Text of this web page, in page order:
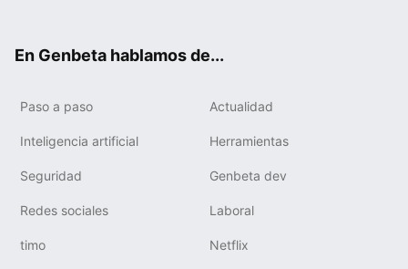
En Genbeta hablamos de...
Paso a paso Actualidad
Inteligencia artificial Herramientas
Seguridad Genbeta dev
Redes sociales Laboral
timo Netflix